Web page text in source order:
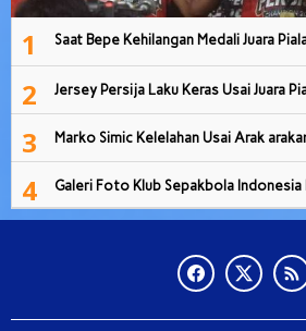
1 Saat Bepe Kehilangan Medali Juara
2 Jersey Persija Laku Keras Usai Juara
3 Marko Simic Kelelahan Usai Arak
4 Galeri Foto Klub Sepakbola Indonesia